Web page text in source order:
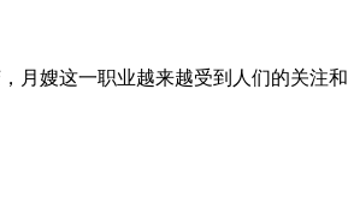
月嫂这一职业越来越受到人们的关注